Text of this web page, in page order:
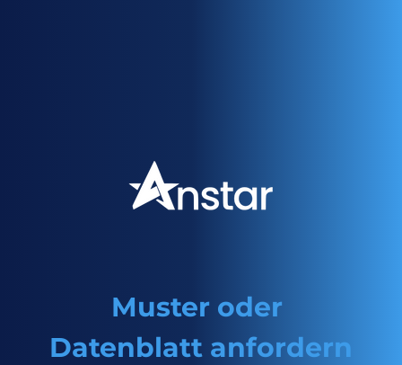
Muster oder
Datenblatt anfordern